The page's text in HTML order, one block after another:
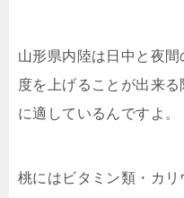
山形県内陸は日中と夜
度を上げることが出来
に適しているんですよ。
桃にはビタミン類・カ